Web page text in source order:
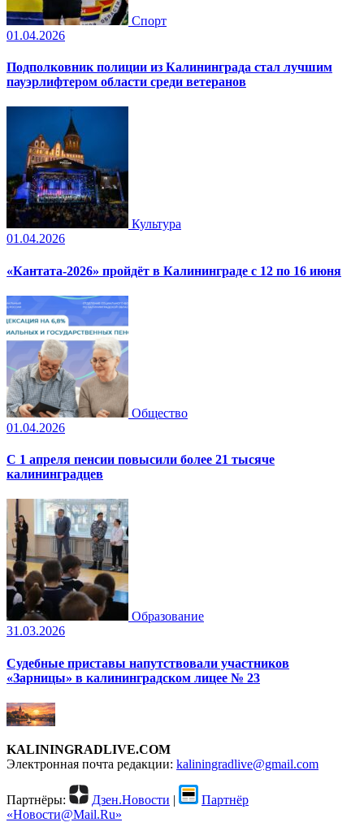
Спорт
01.04.2026
Подполковник полиции из Калининграда стал лучшим
пауэрлифтером области среди ветеранов
Культура
01.04.2026
«Кантата-2026» пройдёт в Калининграде с 12 по 16 июня
Общество
01.04.2026
С 1 апреля пенсии повысили более 21 тысяче
калининградцев
Образование
31.03.2026
Судебные приставы напутствовали участников
«Зарницы» в калининградском лицее № 23
KALININGRADLIVE.COM
Электронная почта редакции: kaliningradlive@gmail.com
Партнёры: Дзен.Новости |
Партнёр
«Новости@Mail.Ru»